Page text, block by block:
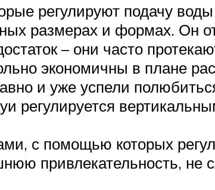
регулируют подачу воды
размерах и формах. Он
– они часто
экономичны в плане
и уже успели
регулируется
с помощью которых
привлекательность, не